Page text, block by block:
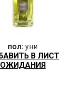
пол: уни
В ЛИСТ
ОЖИДАНИЯ